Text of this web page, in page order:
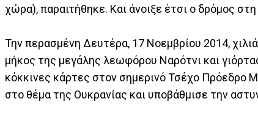
χώρα), παραιτήθηκε. Και άνοιξε έτσι ο δρόμος
Την περασμένη Δευτέρα, 17 Νοεμβρίου 2014,
μήκος της μεγάλης λεωφόρου Ναρότνι και
κόκκινες κάρτες στον σημερινό Τσέχο
στο θέμα της Ουκρανίας και υποβάθμισε την